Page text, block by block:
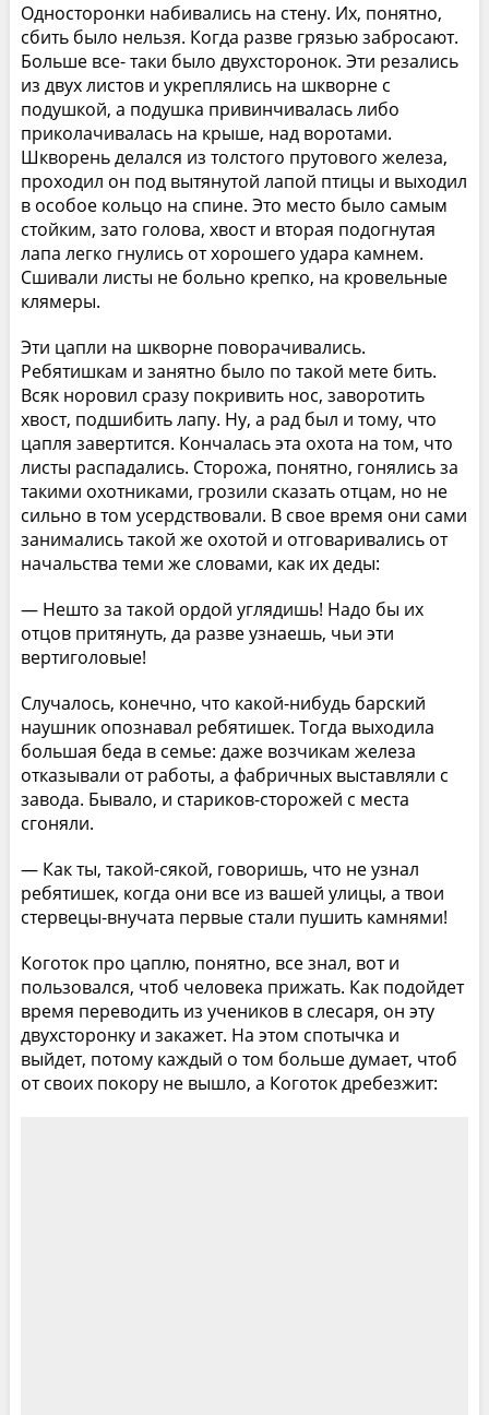
Односторонки набивались на стену. Их, понятно,
сбить было нельзя. Когда разве грязью забросают.
Больше все- таки было двухсторонок. Эти резались
из двух листов и укреплялись на шкворне с
подушкой, а подушка привинчивалась либо
приколачивалась на крыше, над воротами.
Шкворень делался из толстого прутового железа,
проходил он под вытянутой лапой птицы и выходил
в особое кольцо на спине. Это место было самым
стойким, зато голова, хвост и вторая подогнутая
лапа легко гнулись от хорошего удара камнем.
Сшивали листы не больно крепко, на кровельные
клямеры.
Эти цапли на шкворне поворачивались.
Ребятишкам и занятно было по такой мете бить.
Всяк норовил сразу покривить нос, заворотить
хвост, подшибить лапу. Ну, а рад был и тому, что
цапля завертится. Кончалась эта охота на том, что
листы распадались. Сторожа, понятно, гонялись за
такими охотниками, грозили сказать отцам, но не
сильно в том усердствовали. В свое время они сами
занимались такой же охотой и отговаривались от
начальства теми же словами, как их деды:
— Нешто за такой ордой углядишь! Надо бы их
отцов притянуть, да разве узнаешь, чьи эти
вертиголовые!
Случалось, конечно, что какой-нибудь барский
наушник опознавал ребятишек. Тогда выходила
большая беда в семье: даже возчикам железа
отказывали от работы, а фабричных выставляли с
завода. Бывало, и стариков-сторожей с места
сгоняли.
— Как ты, такой-сякой, говоришь, что не узнал
ребятишек, когда они все из вашей улицы, а твои
стервецы-внучата первые стали пушить камнями!
Коготок про цаплю, понятно, все знал, вот и
пользовался, чтоб человека прижать. Как подойдет
время переводить из учеников в слесаря, он эту
двухсторонку и закажет. На этом спотычка и
выйдет, потому каждый о том больше думает, чтоб
от своих покору не вышло, а Коготок дребезжит: